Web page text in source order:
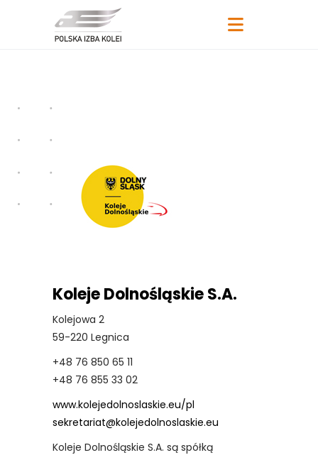
Koleje Dolnośląskie S.A.
Kolejowa 2
59-220 Legnica
+48 76 850 65 11
+48 76 855 33 02
www.kolejedolnoslaskie.eu/pl
sekretariat@kolejedolnoslaskie.eu
Koleje Dolnośląskie S.A. są spółką